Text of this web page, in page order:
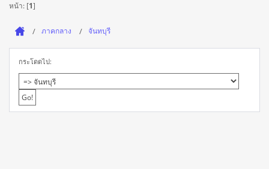
หน้า: [1]
ภาคกลาง จันทบุรี
กระโดดไป: